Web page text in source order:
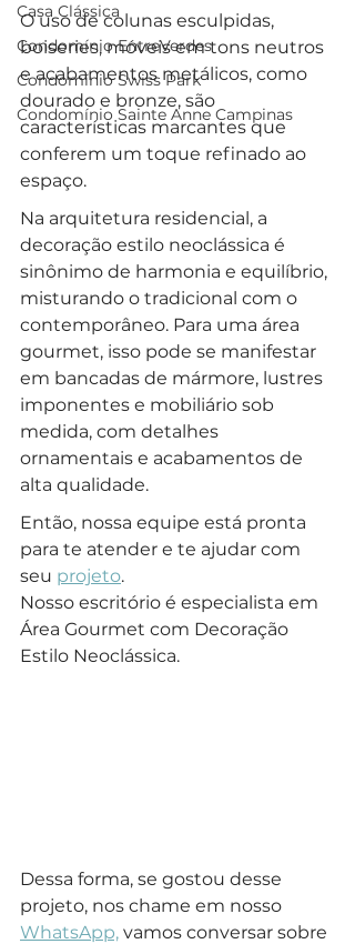
Casa Clássica
Condomínio EntreVerdes
Condomínio Swiss Park
Condomínio Sainte Anne Campinas
O uso de colunas esculpidas,
boiseries, móveis em tons neutros
e acabamentos metálicos, como
dourado e bronze, são
características marcantes que
conferem um toque refinado ao
espaço.
Na arquitetura residencial, a
decoração estilo neoclássica é
sinônimo de harmonia e equilíbrio,
misturando o tradicional com o
contemporâneo. Para uma área
gourmet, isso pode se manifestar
em bancadas de mármore, lustres
imponentes e mobiliário sob
medida, com detalhes
ornamentais e acabamentos de
alta qualidade.
Então, nossa equipe está pronta
para te atender e te ajudar com
seu projeto.
Nosso escritório é especialista em
Área Gourmet com Decoração
Estilo Neoclássica.
Dessa forma, se gostou desse
projeto, nos chame em nosso
WhatsApp, vamos conversar sobre